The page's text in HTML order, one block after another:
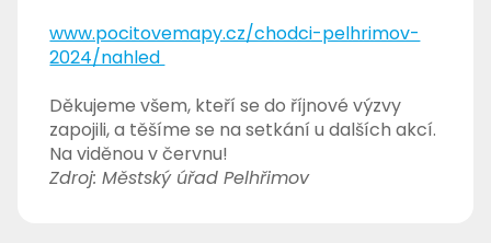
www.pocitovemapy.cz/chodci-pelhrimov-
2024/nahled
Děkujeme všem, kteří se do říjnové výzvy
zapojili, a těšíme se na setkání u dalších akcí.
Na viděnou v červnu!
Zdroj: Městský úřad Pelhřimov